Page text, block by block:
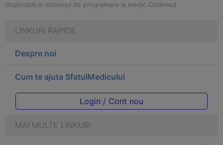
disponibili in sistemul de programare la medic Clickmed.
LINKURI RAPIDE
Despre noi
Cum te ajuta SfatulMedicului
Login / Cont nou
MAI MULTE LINKURI